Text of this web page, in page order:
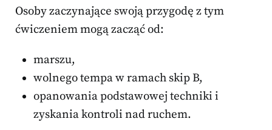
Osoby zaczynające swoją przygodę z tym
ćwiczeniem mogą zacząć od:
marszu,
wolnego tempa w ramach skip B,
opanowania podstawowej techniki i
zyskania kontroli nad ruchem.